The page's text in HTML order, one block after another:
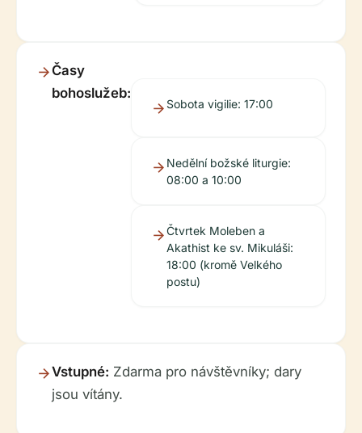
Časy
bohoslužeb:
Sobota vigilie: 17:00
Nedělní božské liturgie:
08:00 a 10:00
Čtvrtek Moleben a
Akathist ke sv. Mikuláši:
18:00 (kromě Velkého
postu)
Vstupné: Zdarma pro návštěvníky; dary
jsou vítány.